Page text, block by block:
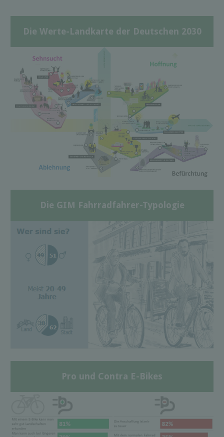
Die Werte-Landkarte der Deutschen 2030
Die GIM Fahrradfahrer-Typologie
Pro und Contra E-Bikes